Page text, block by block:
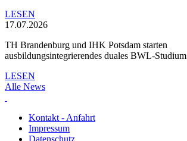
LESEN
17.07.2026
TH Brandenburg und IHK Potsdam starten
ausbildungsintegrierendes duales BWL-Studium
LESEN
Alle News
Kontakt - Anfahrt
Impressum